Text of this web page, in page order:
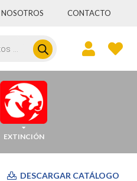
NOSOTROS CONTACTO
EXTINCIÓN
DESCARGAR CATÁLOGO